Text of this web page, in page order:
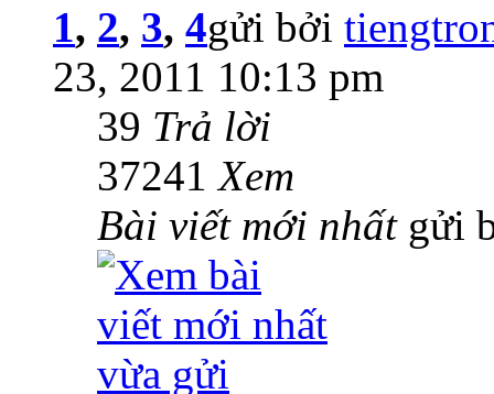
1, 2, 3, 4gửi bởi
23, 2011 10:13 pm
39 Trả lời
37241Xem
Bài viết mới nhất gửi